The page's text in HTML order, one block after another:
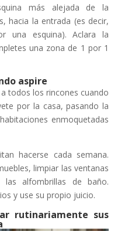
más alejada de la
hacia la entrada (es decir,
una esquina). Aclara la
una zona de 1 por 1
aspire
todos los rincones cuando
por la casa, pasando la
enmoquetadas
hacerse cada semana.
limpiar las ventanas
alfombrillas de baño.
y use su propio juicio.
rutinariamente sus